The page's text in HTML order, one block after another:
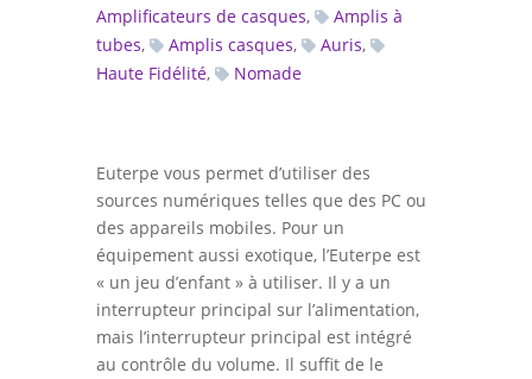
Amplificateurs de casques,
Amplis à
tubes, Amplis casques, Auris,
Haute Fidélité, Nomade
Euterpe vous permet d’utiliser des
sources numériques telles que des PC ou
des appareils mobiles. Pour un
équipement aussi exotique, l’Euterpe est
« un jeu d’enfant » à utiliser. Il y a un
interrupteur principal sur l’alimentation,
mais l’interrupteur principal est intégré
au contrôle du volume. Il suffit de le